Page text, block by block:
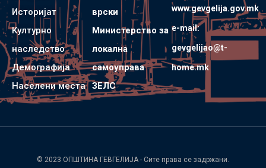
Историјат
Културно
наследство
Демографија
Населени места
врски
Министерство за
локална
самоуправа
ЗЕЛС
www.gevgelija.gov.mk
e-mail:
gevgelijao@t-
home.mk
© 2023 ОПШТИНА ГЕВГЕЛИЈА - Сите права се задржани.